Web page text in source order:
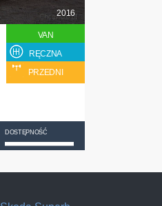
2016
VAN
RĘCZNA
PRZEDNI
DOSTĘPNOŚĆ